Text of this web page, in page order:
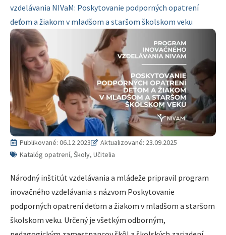
vzdelávania NIVaM: Poskytovanie podporných opatrení
deťom a žiakom v mladšom a staršom školskom veku
Publikované: 06.12.2023
Aktualizované: 23.09.2025
Katalóg opatrení, Školy, Učitelia
Národný inštitút vzdelávania a mládeže pripravil program
inovačného vzdelávania s názvom Poskytovanie
podporných opatrení deťom a žiakom v mladšom a staršom
školskom veku. Určený je všetkým odborným,